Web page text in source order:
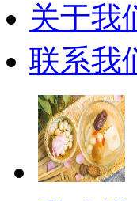
关于我
联系我